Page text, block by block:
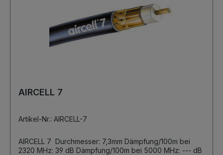
AIRCELL 7
Artikel-Nr.: AIRCELL-7
AIRCELL 7 Durchmesser: 7,3mm Dämpfung/100m bei
2320 MHz: 39 dB Dämpfung/100m bei 5000 MHz: --- dB